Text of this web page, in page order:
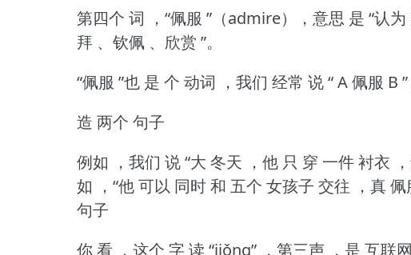
第四个 词 ，“佩服 ”（admire），意思 是 “认
拜 、钦佩 、欣赏 ”。
“佩服 ”也 是 个 动词 ，我们 经常 说 “ A 佩服 B
造 两个 句子
例如 ，我们 说 “大 冬天 ，他 只 穿 一件 衬衣
如 ，“他 可以 同时 和 五个 女孩子 交往 ，真 佩
句子
你 看 ，这个 字 读 “jiǒng” ，第三声 ，是 互联